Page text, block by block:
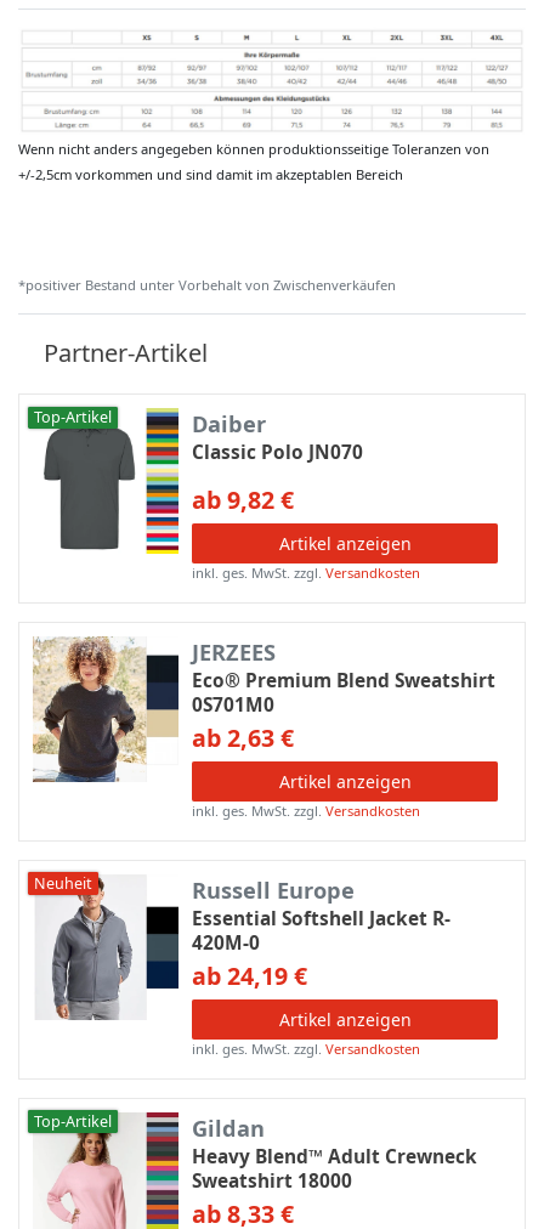
Wenn nicht anders angegeben können produktionsseitige Toleranzen von
+/-2,5cm vorkommen und sind damit im akzeptablen Bereich
*positiver Bestand unter Vorbehalt von Zwischenverkäufen
Partner-Artikel
Top-Artikel Daiber
Classic Polo JN070
ab 9,82 €
Artikel anzeigen
inkl. ges. MwSt. zzgl.Versandkosten
JERZEES
Eco® Premium Blend Sweatshirt
0S701M0
ab 2,63 €
Artikel anzeigen
inkl. ges. MwSt. zzgl.Versandkosten
Neuheit Russell Europe
Essential Softshell Jacket R-
420M-0
ab 24,19 €
Artikel anzeigen
inkl. ges. MwSt. zzgl.Versandkosten
Top-Artikel Gildan
Heavy Blend™ Adult Crewneck
Sweatshirt 18000
ab 8,33 €